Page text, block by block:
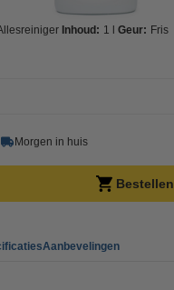
Inhoud: 1 l Geur: Fris
Morgen in huis
Bestellen
Aanbevelingen